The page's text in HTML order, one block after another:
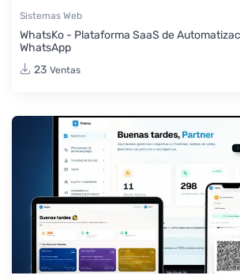
Sistemas Web
WhatsKo - Plataforma SaaS de
WhatsApp
23 Ventas